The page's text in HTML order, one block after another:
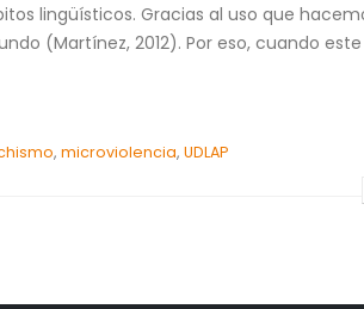
lingüísticos. Gracias al uso que
(Martínez, 2012). Por eso, cuando
, microviolencia, UDLAP